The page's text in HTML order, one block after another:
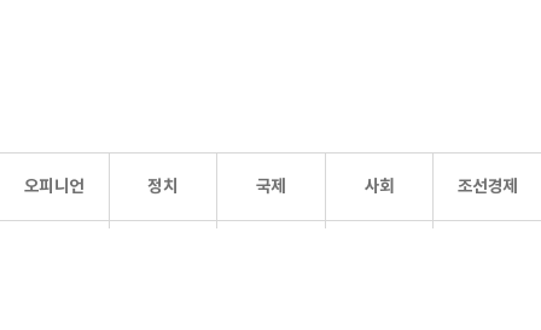
오피니언 정치 국제 사회 조선경제